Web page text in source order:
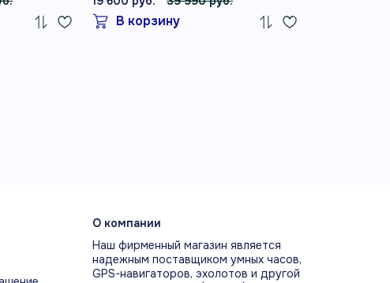
В корзину
О компании
Наш фирменный магазин является
надежным поставщиком умных часов,
GPS-навигаторов, эхолотов и другой